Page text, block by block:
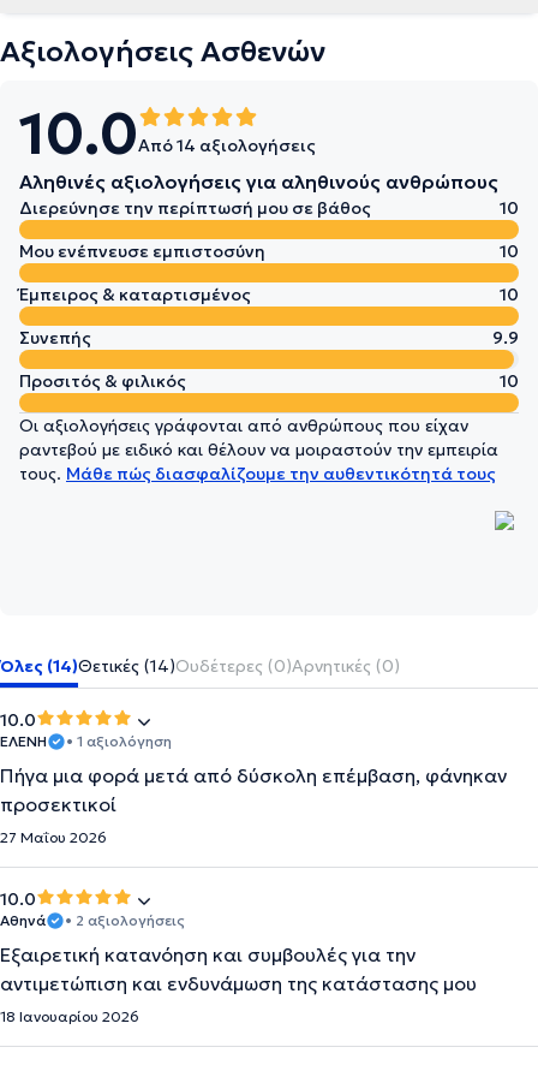
Αξιολογήσεις Ασθενών
10.0Από 14 αξιολογήσεις
Αληθινές αξιολογήσεις για αληθινούς ανθρώπους
Διερεύνησε την περίπτωσή μου σε βάθος
10
Μου ενέπνευσε εμπιστοσύνη
10
Έμπειρος & καταρτισμένος
10
Συνεπής
9.9
Προσιτός & φιλικός
10
Οι αξιολογήσεις γράφονται από ανθρώπους που είχαν
ραντεβού με ειδικό και θέλουν να μοιραστούν την εμπειρία
τους. Μάθε πώς διασφαλίζουμε την αυθεντικότητά τους
Όλες (14)Θετικές (14)Ουδέτερες (0)Αρνητικές (0)
10.0
ΕΛΕΝΗ • 1 αξιολόγηση
Πήγα μια φορά μετά από δύσκολη επέμβαση, φάνηκαν
προσεκτικοί
27 Μαΐου 2026
10.0
Αθηνά • 2 αξιολογήσεις
Εξαιρετική κατανόηση και συμβουλές για την
αντιμετώπιση και ενδυνάμωση της κατάστασης μου
18 Ιανουαρίου 2026